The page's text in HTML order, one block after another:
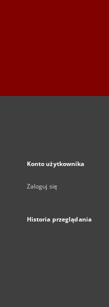
Konto użytkownika
Zaloguj się
Historia przeglądania